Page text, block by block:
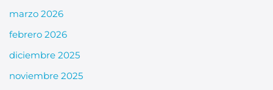
marzo 2026
febrero 2026
diciembre 2025
noviembre 2025